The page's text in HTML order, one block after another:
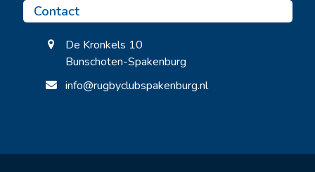
Contact
De Kronkels 10
Bunschoten-Spakenburg
info@rugbyclubspakenburg.nl